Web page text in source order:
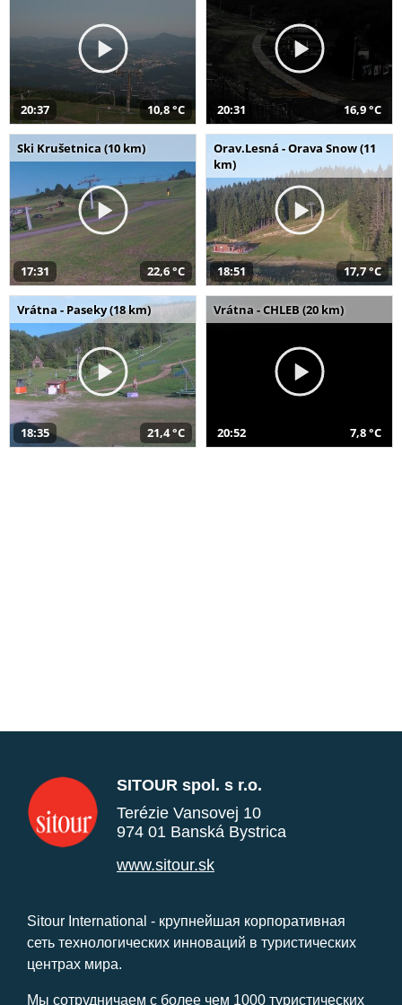
20:37 10,8 °C 20:31 16,9 °C
Ski Krušetnica (10 km)
17:31 22,6 °C
Orav.Lesná - Orava Snow (11
km)
18:51 17,7 °C
Vrátna - Paseky (18 km)
18:35 21,4 °C
Vrátna - CHLEB (20 km)
20:52 7,8 °C
SITOUR spol. s r.o.
Terézie Vansovej 10
974 01 Banská Bystrica
www.sitour.sk
Sitour International - крупнейшая корпоративная
сеть технологических инноваций в туристических
центрах мира.
Мы сотрудничаем с более чем 1000 туристических